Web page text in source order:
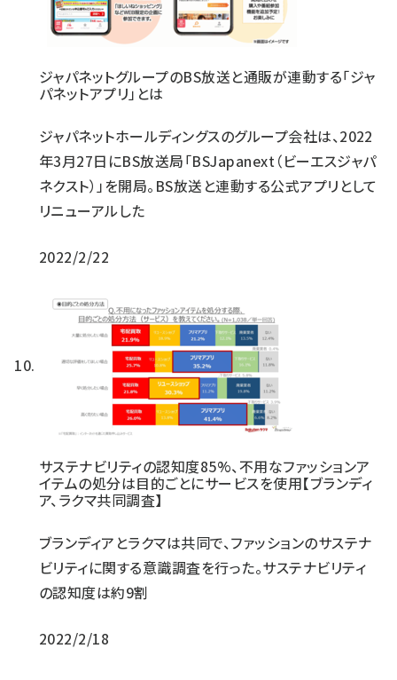
ジャパネットグループのBS放送と通販が連動する「ジャ
パネットアプリ」とは
ジャパネットホールディングスのグループ会社は、2022
年3月27日にBS放送局「BSJapanext（ビーエスジャパ
ネクスト）」を開局。BS放送と連動する公式アプリとして
リニューアルした
2022/2/22
サステナビリティの認知度85%、不用なファッションア
イテムの処分は目的ごとにサービスを使用【ブランディ
ア、ラクマ共同調査】
ブランディアとラクマは共同で、ファッションのサステナ
ビリティに関する意識調査を行った。サステナビリティ
の認知度は約9割
2022/2/18